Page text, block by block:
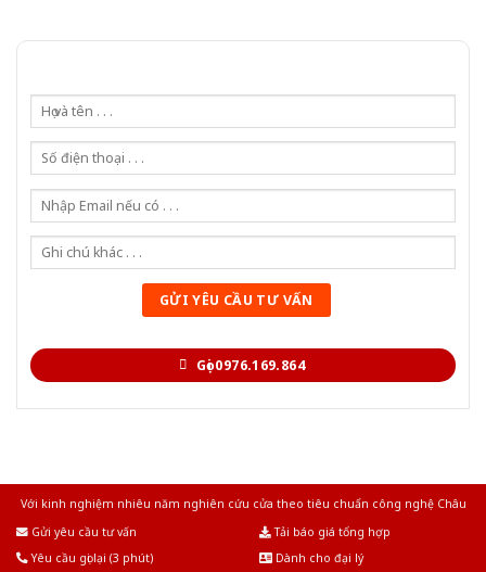
Gọi 0976.169.864
Với kinh nghiệm nhiêu năm nghiên cứu cửa theo tiêu chuẩn công nghệ Châu
Gửi yêu cầu tư vấn
Tải báo giá tổng hợp
Yêu cầu gọi lại (3 phút)
Dành cho đại lý